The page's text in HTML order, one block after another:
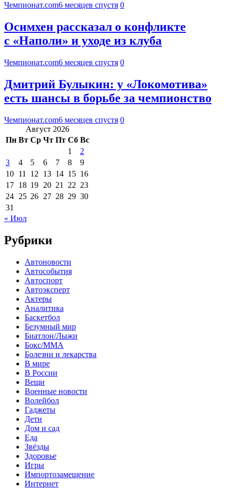
Чемпионат.com6 месяцев спустя 0
Осимхен рассказал о конфликте
с «Наполи» и уходе из клуба
Чемпионат.com6 месяцев спустя 0
Дмитрий Булыкин: у «Локомотива»
есть шансы в борьбе за чемпионство
Чемпионат.com6 месяцев спустя 0
Август 2026
Пн Вт Ср Чт Пт Сб Вс
1
2
3
4 5 6 7 8
9
10 11 12 13 14 15 16
17 18 19 20 21 22 23
24 25 26 27 28 29 30
31
« Июл
Рубрики
Автоновости
Автособытия
Автоспорт
Автоэксперт
Актеры
Аналитика
Баскетбол
Безумный мир
Биатлон/Лыжи
Бокс/MMA
Болезни и лекарства
В мире
В России
Вещи
Военные новости
Волейбол
Гаджеты
Дети
Дом и сад
Еда
Звёзды
Здоровье
Игры
Импортозамещение
Интернет